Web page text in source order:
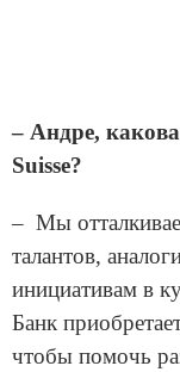
– Андре,
Suisse?
– Мы
талантов,
инициативам в
Банк
чтобы помочь